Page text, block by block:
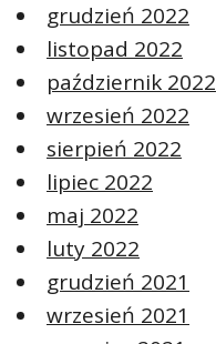
grudzień 2022
listopad 2022
październik 2022
wrzesień 2022
sierpień 2022
lipiec 2022
maj 2022
luty 2022
grudzień 2021
wrzesień 2021